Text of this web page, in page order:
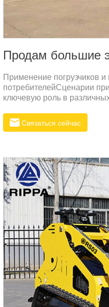
Применение погрузчиков
потребителейСценарии
ключевую роль в
сельскохозяйственных
инженерных работ и
материалов, обеспечивая
при погрузочно-
операциях.Преимущества
Связаться сейчас